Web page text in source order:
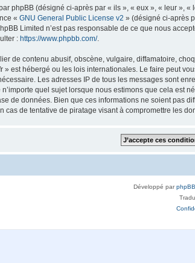
phpBB (désigné ci-après par « ils », « eux », « leur »,
« GNU General Public License v2 » (désigné ci-après
Limited n’est pas responsable de ce que nous
: https://www.phpbb.com/.
de contenu abusif, obscène, vulgaire, diffamatoire,
» est hébergé ou les lois internationales. Le faire peut
Les adresses IP de tous les messages sont
quel sujet lorsque nous estimons que cela est
de données. Bien que ces informations ne soient pas
cas de tentative de piratage visant à compromettre les
Développé parphpBB